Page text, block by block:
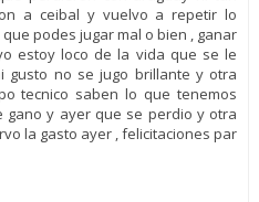
a ceibal y vuelvo a repetir lo
podes jugar mal o bien , ganar
estoy loco de la vida que se le
gusto no se jugo brillante y otra
tecnico saben lo que tenemos
gano y ayer que se perdio y otra
la gasto ayer , felicitaciones par